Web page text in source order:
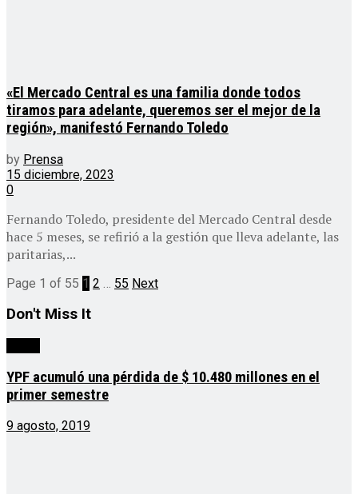
«El Mercado Central es una familia donde todos
tiramos para adelante, queremos ser el mejor de la
región», manifestó Fernando Toledo
by Prensa
15 diciembre, 2023
0
Fernando Toledo, presidente del Mercado Central desde
hace 5 meses, se refirió a la gestión que lleva adelante, las
paritarias,...
Page 1 of 55 1 2 55 Next
Don't Miss It
YPF acumuló una pérdida de $ 10.480 millones en el
primer semestre
9 agosto, 2019